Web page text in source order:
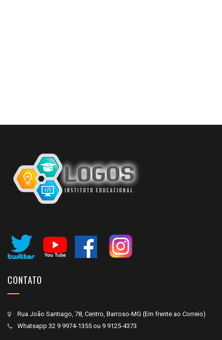
CONTATO
Rua João Santiago, 78, Centro, Barroso-MG (Em frente ao Correio)
Whatsapp 32 9 9974-1355 ou 9 9125-4373